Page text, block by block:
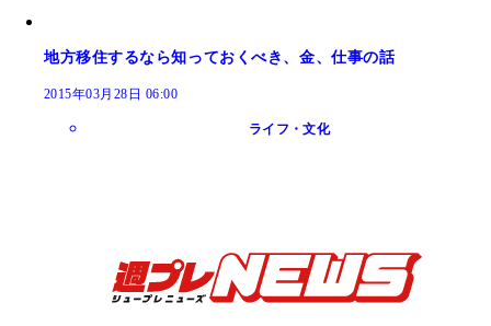
地方移住するなら知っておくべき、金、仕事の話
2015年03月28日 06:00
ライフ・文化